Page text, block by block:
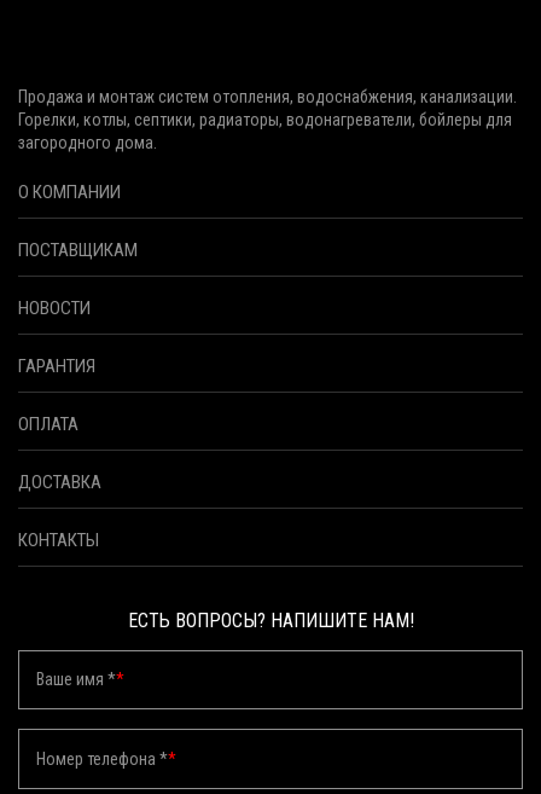
Продажа и монтаж систем отопления, водоснабжения, канализации.
Горелки, котлы, септики, радиаторы, водонагреватели, бойлеры для
загородного дома.
О КОМПАНИИ
ПОСТАВЩИКАМ
НОВОСТИ
ГАРАНТИЯ
ОПЛАТА
ДОСТАВКА
КОНТАКТЫ
ЕСТЬ ВОПРОСЫ? НАПИШИТЕ НАМ!
Ваше имя **
Номер телефона **